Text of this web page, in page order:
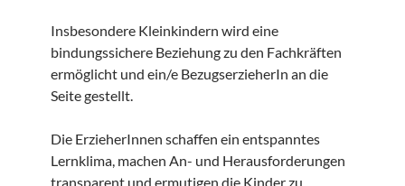
Insbesondere Kleinkindern wird eine
bindungssichere Beziehung zu den Fachkräften
ermöglicht und ein/e BezugserzieherIn an die
Seite gestellt.
Die ErzieherInnen schaffen ein entspanntes
Lernklima, machen An- und Herausforderungen
transparent und ermutigen die Kinder zu